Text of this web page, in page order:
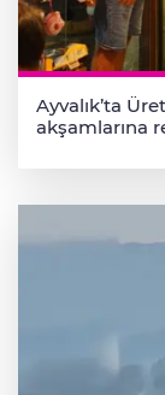
Ayvalık’ta
akşamlarına